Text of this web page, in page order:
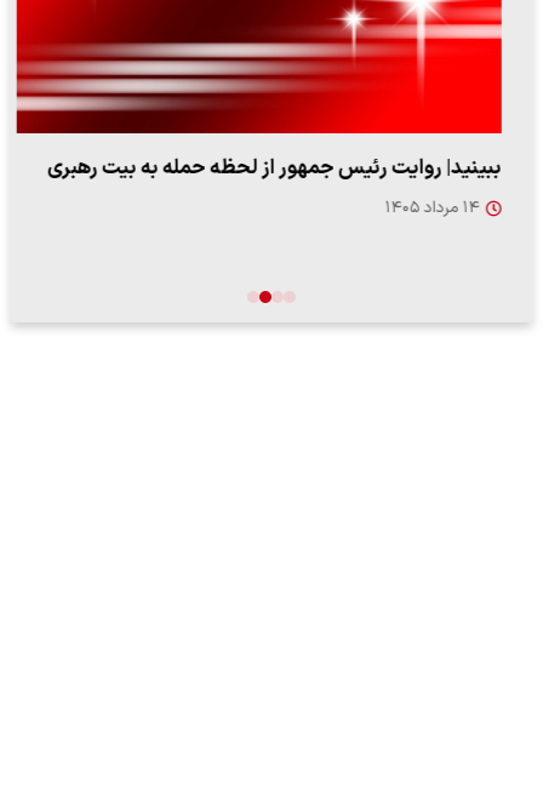
ببینید| روایت رئیس جمهور از لحظه حمله به بیت رهبری
۱۴ مرداد ۱۴۰۵